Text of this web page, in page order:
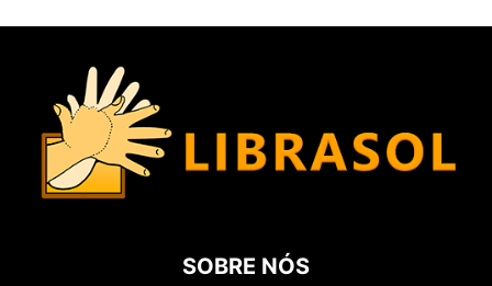
SOBRE NÓS